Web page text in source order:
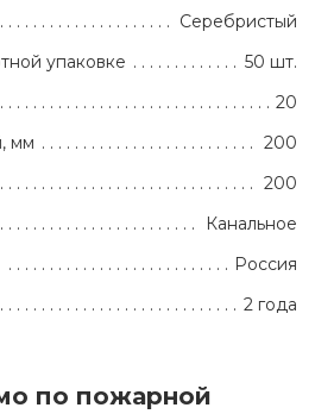
Серебристый
упаковке
50 шт.
20
мм
200
200
Канальное
Россия
2 года
по пожарной